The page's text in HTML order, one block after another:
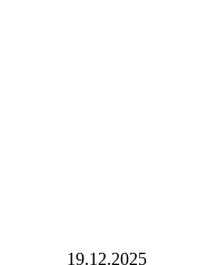
19.12.2025